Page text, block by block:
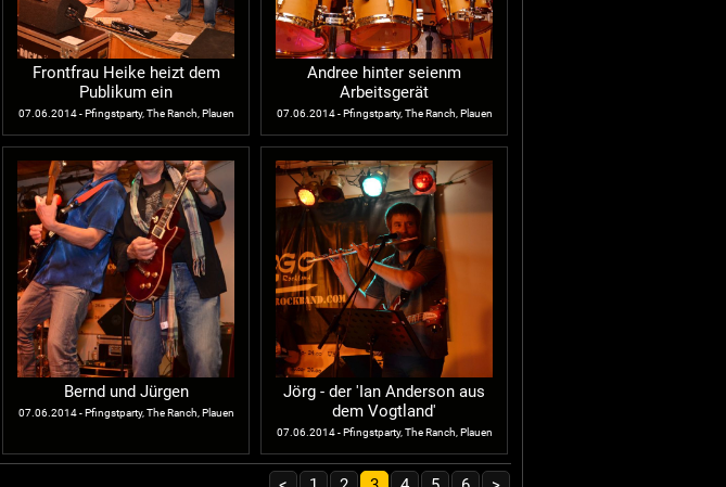
Frontfrau Heike heizt dem
Publikum ein
07.06.2014 - Pfingstparty, The Ranch, Plauen
Andree hinter seienm
Arbeitsgerät
07.06.2014 - Pfingstparty, The Ranch, Plauen
Bernd und Jürgen
07.06.2014 - Pfingstparty, The Ranch, Plauen
Jörg - der 'Ian Anderson aus
dem Vogtland'
07.06.2014 - Pfingstparty, The Ranch, Plauen